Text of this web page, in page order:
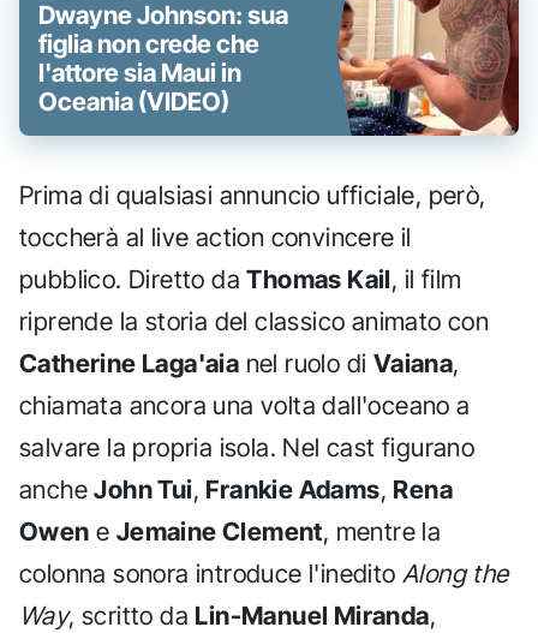
Dwayne Johnson: sua
figlia non crede che
l'attore sia Maui in
Oceania (VIDEO)
Prima di qualsiasi annuncio ufficiale, però,
toccherà al live action convincere il
pubblico. Diretto daThomas Kail, il film
riprende la storia del classico animato con
Catherine Laga'aia nel ruolo di Vaiana,
chiamata ancora una volta dall'oceano a
salvare la propria isola. Nel cast figurano
ancheJohn Tui, Frankie Adams, Rena
Owen e Jemaine Clement, mentre la
colonna sonora introduce l'inedito Along the
Way, scritto da Lin-Manuel Miranda,